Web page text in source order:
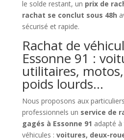
le solde restant, un prix de
rachat se conclut sous 48h
sécurisé et rapide.
Rachat de
Essonne 91 :
utilitaires,
poids lourds…
Nous proposons aux
professionnels un service de
gagés à Essonne 91 adapté
véhicules : voitures, deux-